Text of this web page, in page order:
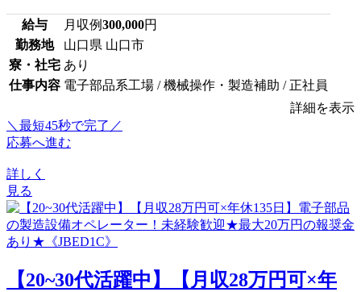
給与 月収例300,000円
勤務地
山口県 山口市
寮・社宅 あり
仕事内容 電子部品系工場 / 機械操作・製造補助 / 正社員
詳細を表示
＼最短45秒で完了／
応募へ進む
詳しく
見る
【20~30代活躍中】【月収28万円可×年